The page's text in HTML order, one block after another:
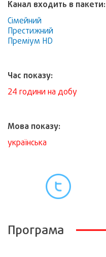
Канал входить в пакети:
Сімейний
Престижний
Преміум HD
Час показу:
24 години на добу
Мова показу:
українська
Програма